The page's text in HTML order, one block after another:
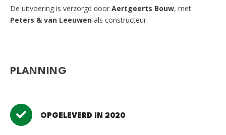
De uitvoering is verzorgd door Aertgeerts Bouw, met
Peters & van Leeuwen als constructeur.
PLANNING
OPGELEVERD IN 2020